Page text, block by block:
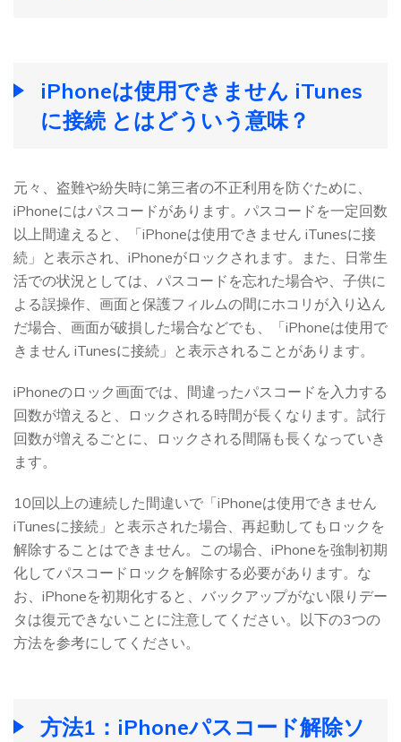
iPhoneは使用できません iTunes
に接続 とはどういう意味？
元々、盗難や紛失時に第三者の不正利用を防ぐために、
iPhoneにはパスコードがあります。パスコードを一定回数
以上間違えると、「iPhoneは使用できません iTunesに接
続」と表示され、iPhoneがロックされます。また、日常生
活での状況としては、パスコードを忘れた場合や、子供に
よる誤操作、画面と保護フィルムの間にホコリが入り込ん
だ場合、画面が破損した場合などでも、「iPhoneは使用で
きません iTunesに接続」と表示されることがあります。
iPhoneのロック画面では、間違ったパスコードを入力する
回数が増えると、ロックされる時間が長くなります。試行
回数が増えるごとに、ロックされる間隔も長くなっていき
ます。
10回以上の連続した間違いで「iPhoneは使用できません
iTunesに接続」と表示された場合、再起動してもロックを
解除することはできません。この場合、iPhoneを強制初期
化してパスコードロックを解除する必要があります。な
お、iPhoneを初期化すると、バックアップがない限りデー
タは復元できないことに注意してください。以下の3つの
方法を参考にしてください。
方法1：iPhoneパスコード解除ソ